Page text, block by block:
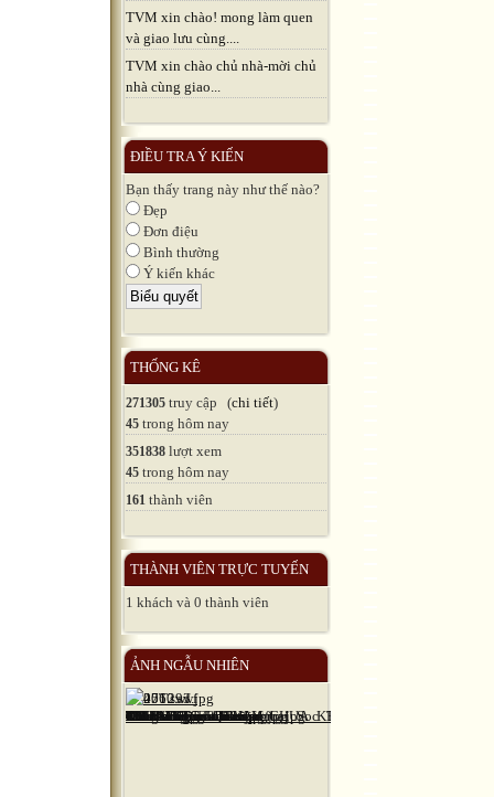
TVM xin chào! mong làm quen
và giao lưu cùng....
TVM xin chào chủ nhà-mời chủ
nhà cùng giao...
ĐIỀU TRA Ý KIẾN
Bạn thấy trang này như thế nào?
Đẹp
Đơn điệu
Bình thường
Ý kiến khác
THỐNG KÊ
271305 truy cập (chi tiết)
45 trong hôm nay
351838 lượt xem
45 trong hôm nay
161 thành viên
THÀNH VIÊN TRỰC TUYẾN
1 khách và 0 thành viên
ẢNH NGẪU NHIÊN